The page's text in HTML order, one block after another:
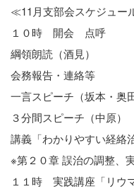
≪11月支部会スケジュー
１０時 開会 点呼
綱領朗読（酒見）
会務報告・連絡等
一言スピーチ（坂本・奥
３分間スピーチ（中原）
講義「わかりやすい経絡
※第２０章 誤治の調整、
１１時 実践講座「リウ